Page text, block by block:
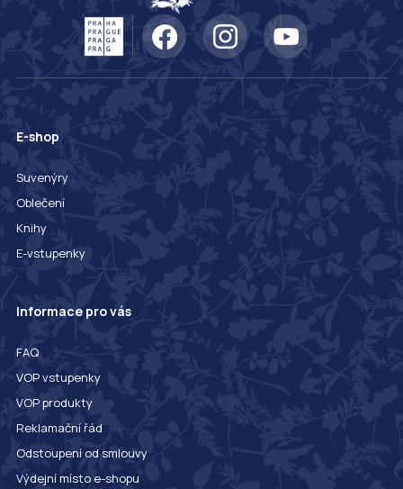
E-shop
Suvenýry
Oblečení
Knihy
E-vstupenky
Informace pro vás
FAQ
VOP vstupenky
VOP produkty
Reklamační řád
Odstoupení od smlouvy
Výdejní místo e-shopu